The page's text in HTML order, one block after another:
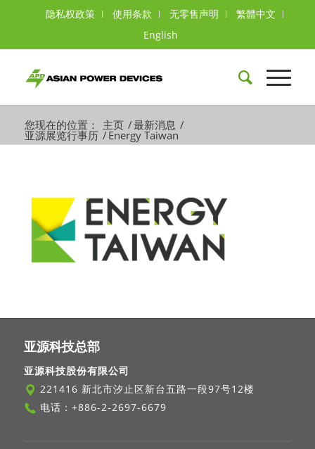
隐私权政策 使用条款 无零售声明
繁體中文
English
您现在的位置： 主页 /最新消息 /
亚源展览行事历 / Energy Taiwan
亚源科技总部
亚源科技股份有限公司
221416 新北市汐止区新台五路一段97号12楼
电话： +886-2-2697-6679